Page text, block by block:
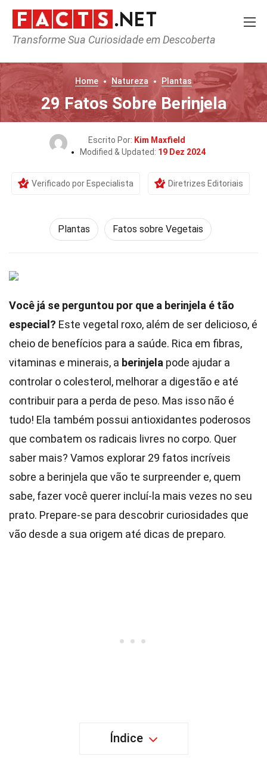
Transforme Sua Curiosidade em Descoberta
Home Natureza Plantas
29 Fatos Sobre Berinjela
Escrito Por: Kim Maxfield
Modified & Updated: 19 Dez 2024
Verificado por Especialista Diretrizes Editoriais
Plantas Fatos sobre Vegetais
Você já se perguntou por que a berinjela é tão
especial? Este vegetal roxo, além de ser delicioso, é
cheio de benefícios para a saúde. Rica em fibras,
vitaminas e minerais, a berinjela pode ajudar a
controlar o colesterol, melhorar a digestão e até
contribuir para a perda de peso. Mas isso não é
tudo! Ela também possui antioxidantes poderosos
que combatem os radicais livres no corpo. Quer
saber mais? Vamos explorar 29 fatos incríveis
sobre a berinjela que vão te surpreender e, quem
sabe, fazer você querer incluí-la mais vezes no seu
prato. Prepare-se para descobrir curiosidades que
vão desde a sua origem até dicas de preparo.
Índice